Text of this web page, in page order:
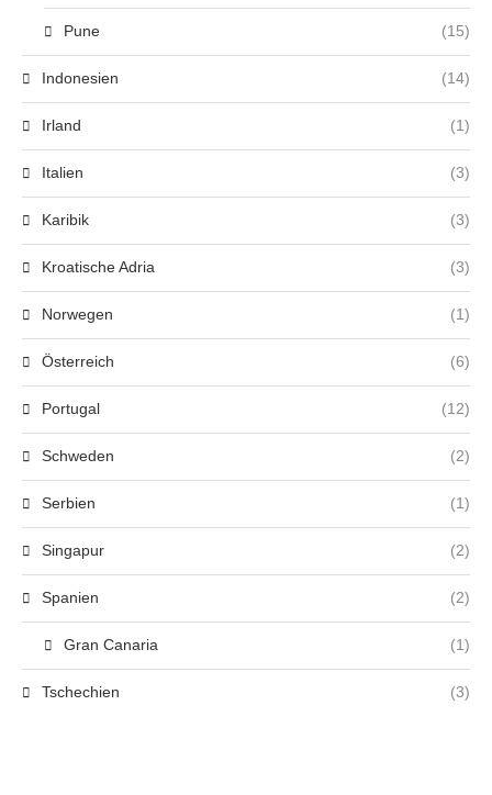
Pune (15)
Indonesien (14)
Irland (1)
Italien (3)
Karibik (3)
Kroatische Adria (3)
Norwegen (1)
Österreich (6)
Portugal (12)
Schweden (2)
Serbien (1)
Singapur (2)
Spanien (2)
Gran Canaria (1)
Tschechien (3)